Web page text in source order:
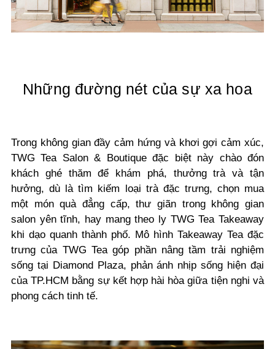
Những đường nét của sự xa hoa
Trong không gian đầy cảm hứng và khơi gợi cảm xúc,
TWG Tea Salon & Boutique đặc biệt này chào đón
khách ghé thăm để khám phá, thưởng trà và tận
hưởng, dù là tìm kiếm loại trà đặc trưng, chọn mua
một món quà đẳng cấp, thư giãn trong không gian
salon yên tĩnh, hay mang theo ly TWG Tea Takeaway
khi dạo quanh thành phố. Mô hình Takeaway Tea đặc
trưng của TWG Tea góp phần nâng tầm trải nghiệm
sống tại Diamond Plaza, phản ánh nhịp sống hiện đại
của TP.HCM bằng sự kết hợp hài hòa giữa tiện nghi và
phong cách tinh tế.